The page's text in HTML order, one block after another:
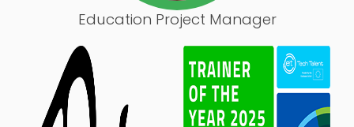
Education Project Manager